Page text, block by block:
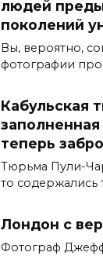
людей
поколений
Вы, вероятно,
фотографии
Кабульская
теперь
Тюрьма Пули-
то содержались
Лондон с
Фотограф